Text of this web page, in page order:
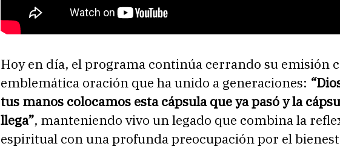
Hoy en día, el programa continúa cerrando su emisión
emblemática oración que ha unido a generaciones:
tus manos colocamos esta cápsula que ya pasó y la
llega”, manteniendo vivo un legado que combina la
espiritual con una profunda preocupación por el